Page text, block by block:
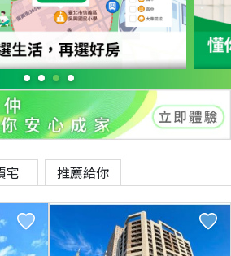
宅 推薦給你